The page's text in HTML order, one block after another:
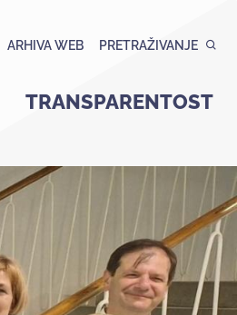
ARHIVA WEB PRETRAŽIVANJE
TRANSPARENTOST